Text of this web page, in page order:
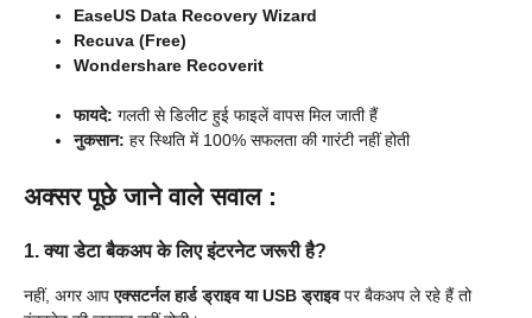
EaseUS Data Recovery Wizard
Recuva (Free)
Wondershare Recoverit
फायदे: गलती से डिलीट हुई फाइलें वापस मिल जाती हैं
नुकसान: हर स्थिति में 100% सफलता की गारंटी नहीं होती
अक्सर पूछे जाने वाले सवाल :
1. क्या डेटा बैकअप के लिए इंटरनेट जरूरी है?
नहीं, अगर आपएक्सटर्नल हार्ड ड्राइव या USB ड्राइवपर बैकअप ले रहे हैं तो